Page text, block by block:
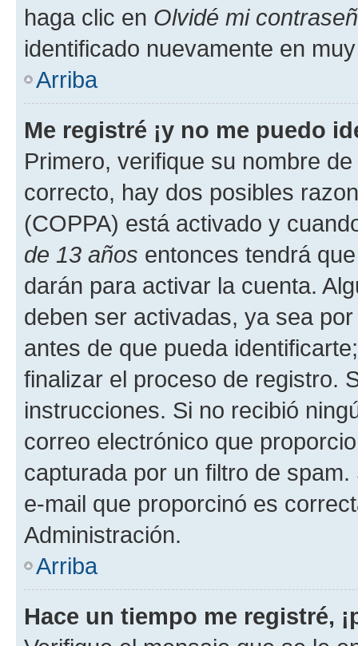
haga clic en Olvidé mi
identificado nuevamente en
Arriba
Me registré ¡y no me puedo
Primero, verifique su nombre
correcto, hay dos posibles
(COPPA) está activado y
de 13 años entonces tendrá
darán para activar la cuenta.
deben ser activadas, ya sea
antes de que pueda
finalizar el proceso de registro.
instrucciones. Si no recibió
correo electrónico que
capturada por un filtro de
e-mail que proporcinó es
Administración.
Arriba
Hace un tiempo me registré,